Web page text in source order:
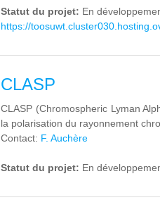
Statut du projet: En
https://
CLASP
CLASP (Chromospheric Lyman
la polarisation du rayonnement
Contact: F. Auchère
Statut du projet: En